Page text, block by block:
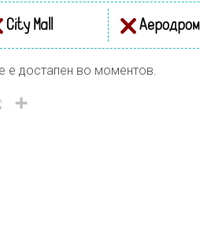
City Mall Аеродром
е достапен во моментов.
Viber